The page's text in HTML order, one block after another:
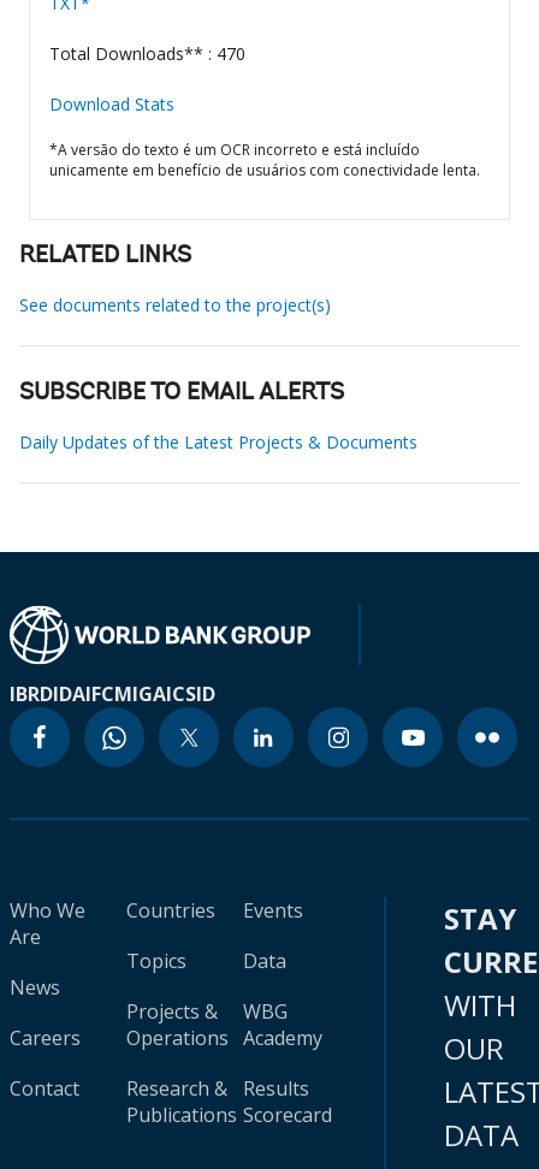
Total Downloads** : 470
Download Stats
*A versão do texto é um OCR incorreto e está incluído
unicamente em benefício de usuários com conectividade lenta.
RELATED LINKS
See documents related to the project(s)
SUBSCRIBE TO EMAIL ALERTS
Daily Updates of the Latest Projects & Documents
IBRDIDAIFCMIGAICSID
Who We
Are
News
Careers
Contact
Countries
Topics
Projects &
Operations
Research &
Publications
Events
Data
WBG
Academy
Results
Scorecard
STAY
WITH
OUR
DATA